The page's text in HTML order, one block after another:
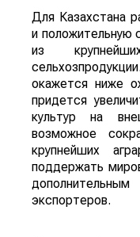
Для Казахстана
и положительную
из
окажется ниже
придется
культур на
возможное
крупнейших
поддержать
экспортеров.